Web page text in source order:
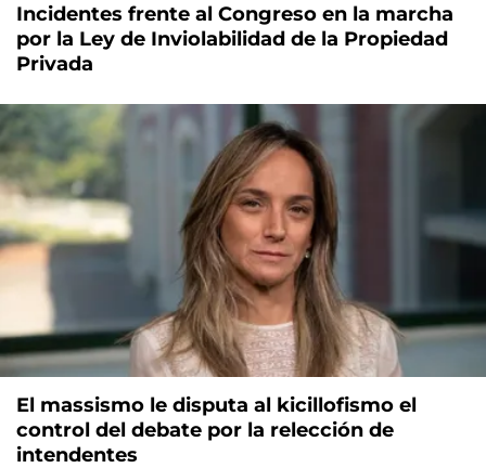
Incidentes frente al Congreso en la marcha
por la Ley de Inviolabilidad de la Propiedad
Privada
El massismo le disputa al kicillofismo el
control del debate por la relección de
intendentes